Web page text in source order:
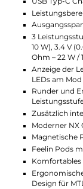
Mit dem
deinen
Der Akku
kann
aufgeladen
Nu wieder
Pod-
Die
Austausch
TPE ist
fassen bis